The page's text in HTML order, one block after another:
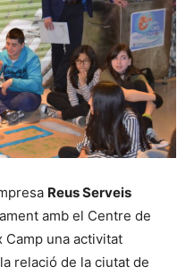
Reus Serveis
amb el Centre de
Camp una activitat
relació de la ciutat de